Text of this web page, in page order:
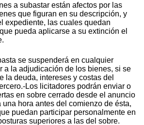
a subastar están afectos por las
que figuran en su descripción, y
expediente, las cuales quedan
pueda aplicarse a su extinción el
se suspenderá en cualquier
a la adjudicación de los bienes, si se
la deuda, intereses y costas del
Los licitadores podrán enviar o
en sobre cerrado desde el anuncio
una hora antes del comienzo de ésta,
puedan participar personalmente en
superiores a las del sobre.